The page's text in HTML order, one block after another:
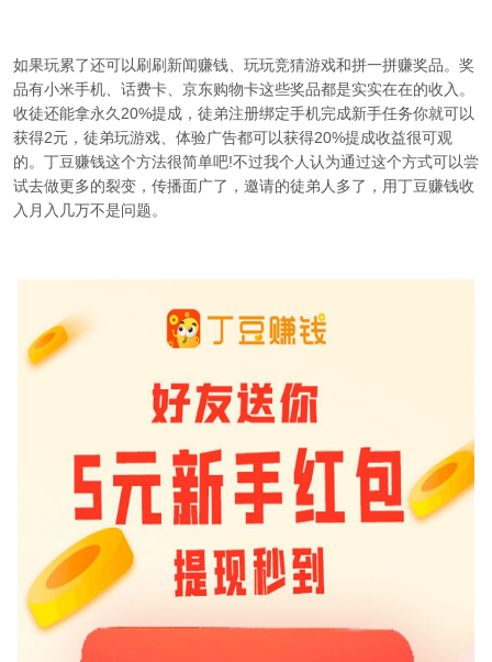
如果玩累了还可以刷刷新闻赚钱、玩玩竞猜游戏和拼一拼赚奖品。奖
品有小米手机、话费卡、京东购物卡这些奖品都是实实在在的收入。
收徒还能拿永久20%提成，徒弟注册绑定手机完成新手任务你就可以
获得2元，徒弟玩游戏、体验广告都可以获得20%提成收益很可观
的。 丁豆赚钱这个方法很简单吧!不过我个人认为通过这个方式可以尝
试去做更多的裂变，传播面广了，邀请的徒弟人多了，用丁豆赚钱收
入月入几万不是问题。